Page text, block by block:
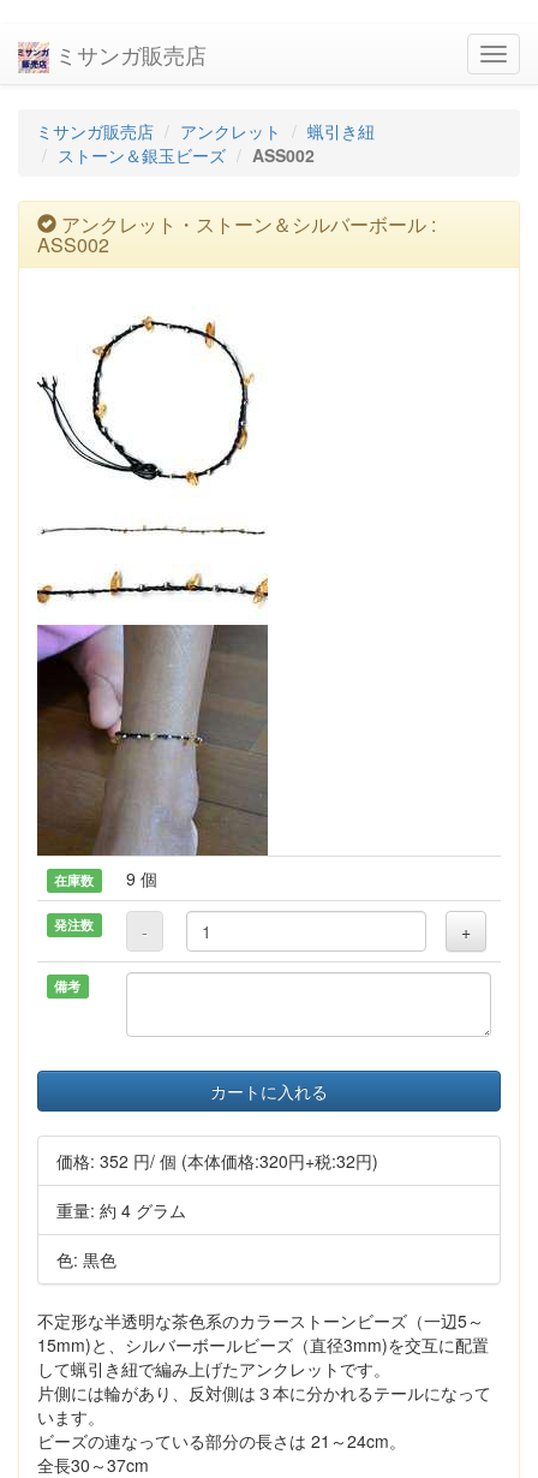
ミサンガ販売店
ミサンガ販売店 アンクレット
蝋引き紐
ストーン＆銀玉ビーズ
ASS002
アンクレット・ストーン＆シルバーボール :
ASS002
在庫数 9 個
発注数 - +
備考
カートに入れる
価格: 352 円/ 個 (本体価格:320円+税:32円)
重量: 約 4 グラム
色: 黒色
不定形な半透明な茶色系のカラーストーンビーズ（一辺5～
15mm)と、シルバーボールビーズ（直径3mm)を交互に配置
して蝋引き紐で編み上げたアンクレットです。
片側には輪があり、反対側は３本に分かれるテールになって
います。
ビーズの連なっている部分の長さは 21～24cm。
全長30～37cm